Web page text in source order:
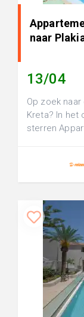
naar
13/04
Op zoek
Kreta? In het
sterren